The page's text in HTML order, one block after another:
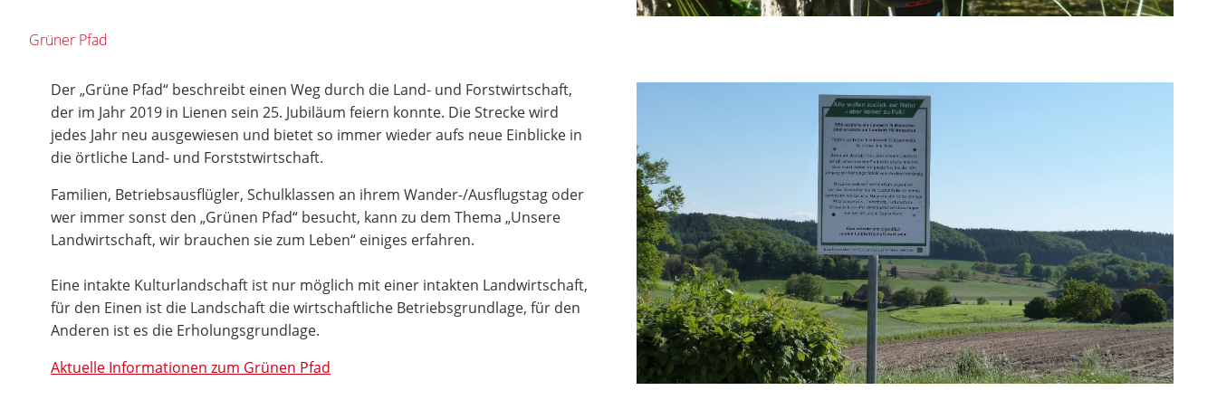
Grüner Pfad
Der „Grüne Pfad“ beschreibt einen Weg durch die Land- und Forstwirtschaft,
der im Jahr 2019 in Lienen sein 25. Jubiläum feiern konnte. Die Strecke wird
jedes Jahr neu ausgewiesen und bietet so immer wieder aufs neue Einblicke in
die örtliche Land- und Forststwirtschaft.
Familien, Betriebsausflügler, Schulklassen an ihrem Wander-/Ausflugstag oder
wer immer sonst den „Grünen Pfad“ besucht, kann zu dem Thema „Unsere
Landwirtschaft, wir brauchen sie zum Leben“ einiges erfahren.
Eine intakte Kulturlandschaft ist nur möglich mit einer intakten Landwirtschaft,
für den Einen ist die Landschaft die wirtschaftliche Betriebsgrundlage, für den
Anderen ist es die Erholungsgrundlage.
Aktuelle Informationen zum Grünen Pfad